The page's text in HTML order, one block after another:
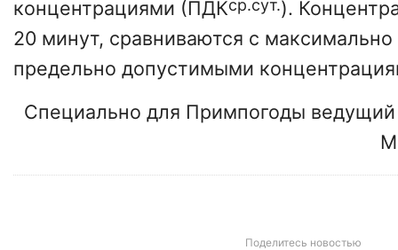
концентрациями (ПДКср.сут.).
20 минут, сравниваются с
предельно допустимыми
Специально для Примпогоды ведущий
Поделитесь новостью